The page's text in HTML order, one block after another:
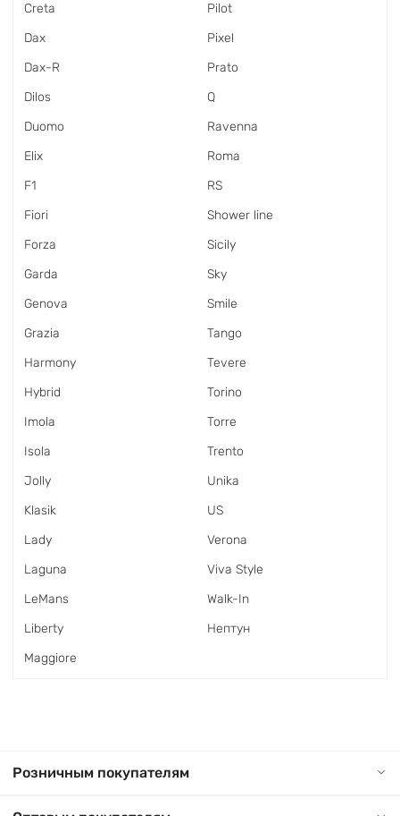
Creta
Dax
Dax-R
Dilos
Duomo
Elix
F1
Fiori
Forza
Garda
Genova
Grazia
Harmony
Hybrid
Imola
Isola
Jolly
Klasik
Lady
Laguna
LeMans
Liberty
Maggiore
Pilot
Pixel
Prato
Q
Ravenna
Roma
RS
Shower line
Sicily
Sky
Smile
Tango
Tevere
Torino
Torre
Trento
Unika
US
Verona
Viva Style
Walk-In
Нептун
Розничным покупателям